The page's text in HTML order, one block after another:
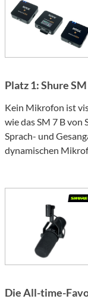
Platz 1: Shure SM
Kein Mikrofon ist
wie das SM 7 B von
Sprach- und
dynamischen
Die All-time-